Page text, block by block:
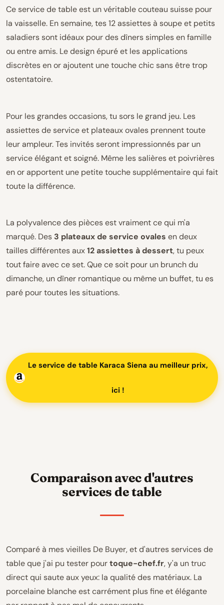
Ce service de table est un véritable couteau suisse pour
la vaisselle. En semaine, tes 12 assiettes à soupe et petits
saladiers sont idéaux pour des dîners simples en famille
ou entre amis. Le design épuré et les applications
discrètes en or ajoutent une touche chic sans être trop
ostentatoire.
Pour les grandes occasions, tu sors le grand jeu. Les
assiettes de service et plateaux ovales prennent toute
leur ampleur. Tes invités seront impressionnés par un
service élégant et soigné. Même les salières et poivrières
en or apportent une petite touche supplémentaire qui fait
toute la différence.
La polyvalence des pièces est vraiment ce qui m'a
marqué. Des 3 plateaux de service ovales en deux
tailles différentes aux12 assiettes à dessert, tu peux
tout faire avec ce set. Que ce soit pour un brunch du
dimanche, un dîner romantique ou même un buffet, tu es
paré pour toutes les situations.
Le service de table Karaca Siena au meilleur prix,
ici !
Comparaison avec d'autres
services de table
Comparé à mes vieilles De Buyer, et d'autres services de
table que j'ai pu tester pourtoque-chef.fr, y'a un truc
direct qui saute aux yeux: la qualité des matériaux. La
porcelaine blanche est carrément plus fine et élégante